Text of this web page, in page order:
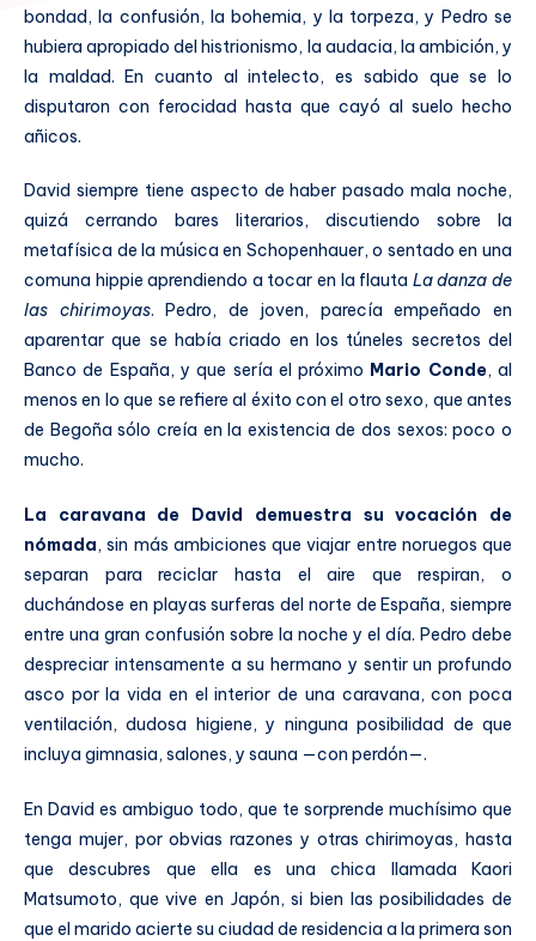
bondad, la confusión, la bohemia, y la torpeza, y Pedro se
hubiera apropiado del histrionismo, la audacia, la ambición, y
la maldad. En cuanto al intelecto, es sabido que se lo
disputaron con ferocidad hasta que cayó al suelo hecho
añicos.
David siempre tiene aspecto de haber pasado mala noche,
quizá cerrando bares literarios, discutiendo sobre la
metafísica de la música en Schopenhauer, o sentado en una
comuna hippie aprendiendo a tocar en la flauta La danza de
las chirimoyas. Pedro, de joven, parecía empeñado en
aparentar que se había criado en los túneles secretos del
Banco de España, y que sería el próximo Mario Conde, al
menos en lo que se refiere al éxito con el otro sexo, que antes
de Begoña sólo creía en la existencia de dos sexos: poco o
mucho.
La caravana de David demuestra su vocación de
nómada, sin más ambiciones que viajar entre noruegos que
separan para reciclar hasta el aire que respiran, o
duchándose en playas surferas del norte de España, siempre
entre una gran confusión sobre la noche y el día. Pedro debe
despreciar intensamente a su hermano y sentir un profundo
asco por la vida en el interior de una caravana, con poca
ventilación, dudosa higiene, y ninguna posibilidad de que
incluya gimnasia, salones, y sauna —con perdón—.
En David es ambiguo todo, que te sorprende muchísimo que
tenga mujer, por obvias razones y otras chirimoyas, hasta
que descubres que ella es una chica llamada Kaori
Matsumoto, que vive en Japón, si bien las posibilidades de
que el marido acierte su ciudad de residencia a la primera son